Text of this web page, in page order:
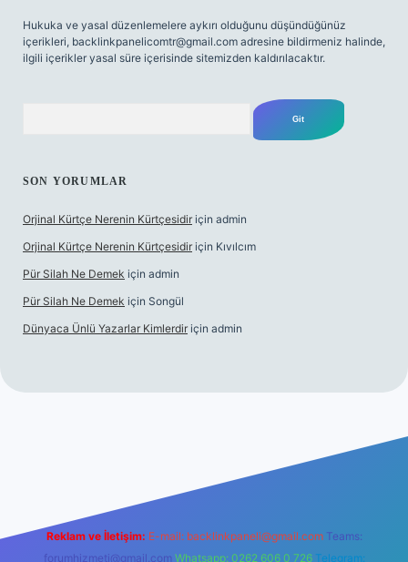
Hukuka ve yasal düzenlemelere aykırı olduğunu düşündüğünüz
içerikleri, backlinkpanelicomtr@gmail.com adresine bildirmeniz halinde,
ilgili içerikler yasal süre içerisinde sitemizden kaldırılacaktır.
SON YORUMLAR
Orjinal Kürtçe Nerenin Kürtçesidir için admin
Orjinal Kürtçe Nerenin Kürtçesidir için Kıvılcım
Pür Silah Ne Demek için admin
Pür Silah Ne Demek için Songül
Dünyaca Ünlü Yazarlar Kimlerdir için admin
Reklam ve İletişim: E-mail: backlinkpaneli@gmail.com Teams:
forumhizmeti@gmail.com Whatsapp: 0262 606 0 726 Telegram: